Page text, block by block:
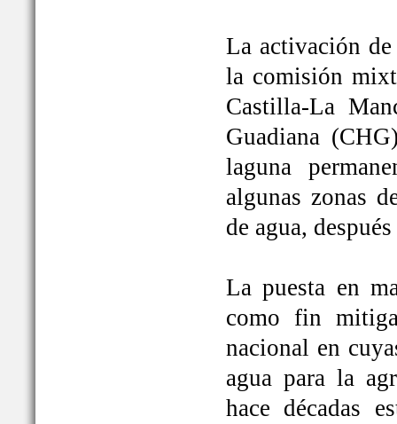
La activación
la comisión
Castilla-La
Guadiana
laguna
algunas zonas
de agua,
La puesta en
como fin
nacional en
agua para la
hace décadas